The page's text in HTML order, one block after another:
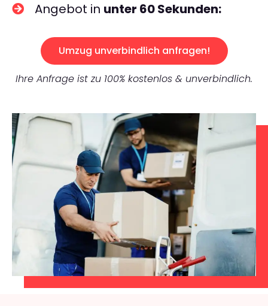
Angebot in unter 60 Sekunden:
Umzug unverbindlich anfragen!
Ihre Anfrage ist zu 100% kostenlos & unverbindlich.